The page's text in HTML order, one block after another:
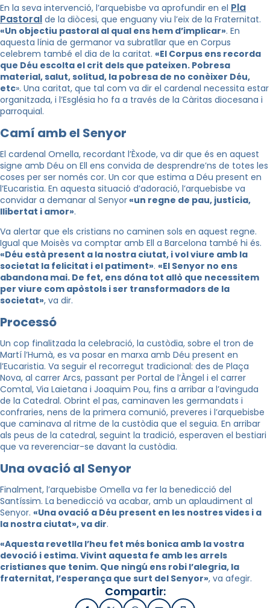
En la seva intervenció, l’arquebisbe va aprofundir en el Pla
Pastoral de la diòcesi, que enguany viu l’eix de la Fraternitat.
«Un objectiu pastoral al qual ens hem d’implicar». En
aquesta línia de germanor va subratllar que en Corpus
celebrem també el dia de la caritat. «El Corpus ens recorda
que Déu escolta el crit dels que pateixen. Pobresa
material, salut, solitud, la pobresa de no conèixer Déu,
etc». Una caritat, que tal com va dir el cardenal necessita estar
organitzada, i l’Església ho fa a través de la Càritas diocesana i
parroquial.
Camí amb el Senyor
El cardenal Omella, recordant l’Èxode, va dir que és en aquest
signe amb Déu on Ell ens convida de desprendre’ns de totes les
coses per ser només cor. Un cor que estima a Déu present en
l’Eucaristia. En aquesta situació d’adoració, l’arquebisbe va
convidar a demanar al Senyor«un regne de pau, justícia,
llibertat i amor».
Va alertar que els cristians no caminen sols en aquest regne.
Igual que Moisès va comptar amb Ell a Barcelona també hi és.
«Déu està present a la nostra ciutat, i vol viure amb la
societat la felicitat i el patiment». «El Senyor no ens
abandona mai. De fet, ens dóna tot allò que necessitem
per viure com apòstols i ser transformadors de la
societat», va dir.
Processó
Un cop finalitzada la celebració, la custòdia, sobre el tron de
Martí l’Humà, es va posar en marxa amb Déu present en
l’Eucaristia. Va seguir el recorregut tradicional: des de Plaça
Nova, al carrer Arcs, passant per Portal de l’Àngel i el carrer
Comtal, Via Laietana i Joaquim Pou, fins a arribar a l’avinguda
de la Catedral. Obrint el pas, caminaven les germandats i
confraries, nens de la primera comunió, preveres i l’arquebisbe
que caminava al ritme de la custòdia que el seguia. En arribar
als peus de la catedral, seguint la tradició, esperaven el bestiari
que va reverenciar-se davant la custòdia.
Una ovació al Senyor
Finalment, l’arquebisbe Omella va fer la benedicció del
Santíssim. La benedicció va acabar, amb un aplaudiment al
Senyor. «Una ovació a Déu present en les nostres vides i a
la nostra ciutat», va dir.
«Aquesta revetlla l’heu fet més bonica amb la vostra
devoció i estima. Vivint aquesta fe amb les arrels
cristianes que tenim. Que ningú ens robi l’alegria, la
fraternitat, l’esperança que surt del Senyor», va afegir.
Compartir: